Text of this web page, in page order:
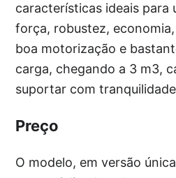
características ideais para
força, robustez,
boa motorização e
carga, chegando a 3 m3,
suportar com
Preço
O modelo, em versão